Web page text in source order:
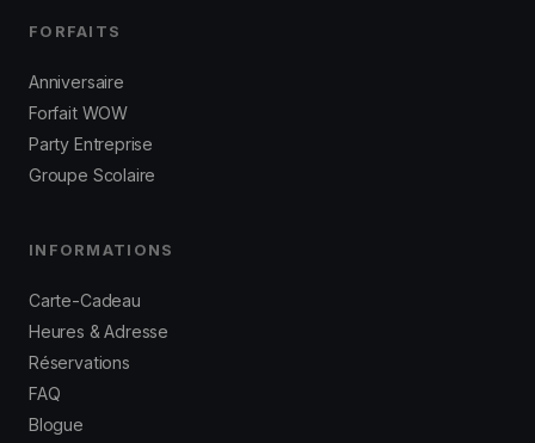
FORFAITS
Anniversaire
Forfait WOW
Party Entreprise
Groupe Scolaire
INFORMATIONS
Carte-Cadeau
Heures & Adresse
Réservations
FAQ
Blogue